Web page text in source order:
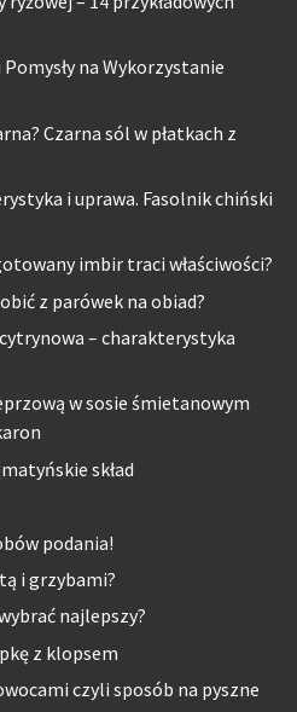
na Wykorzystanie
Czarna sól w płatkach z
i uprawa. Fasolnik chiński
imbir traci właściwości?
z parówek na obiad?
– charakterystyka
w sosie śmietanowym
skład
podania!
i grzybami?
najlepszy?
z klopsem
czyli sposób na pyszne